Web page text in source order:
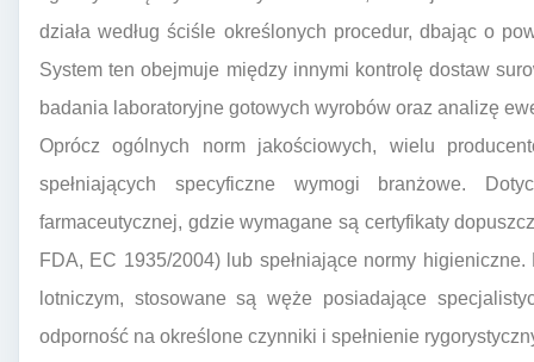
działa według ściśle określonych procedur, dbając o
System ten obejmuje między innymi kontrolę dostaw
badania laboratoryjne gotowych wyrobów oraz analizę
Oprócz ogólnych norm jakościowych, wielu
spełniających specyficzne wymogi branżowe.
farmaceutycznej, gdzie wymagane są certyfikaty
FDA, EC 1935/2004) lub spełniające normy
lotniczym, stosowane są węże posiadające
odporność na określone czynniki i spełnienie